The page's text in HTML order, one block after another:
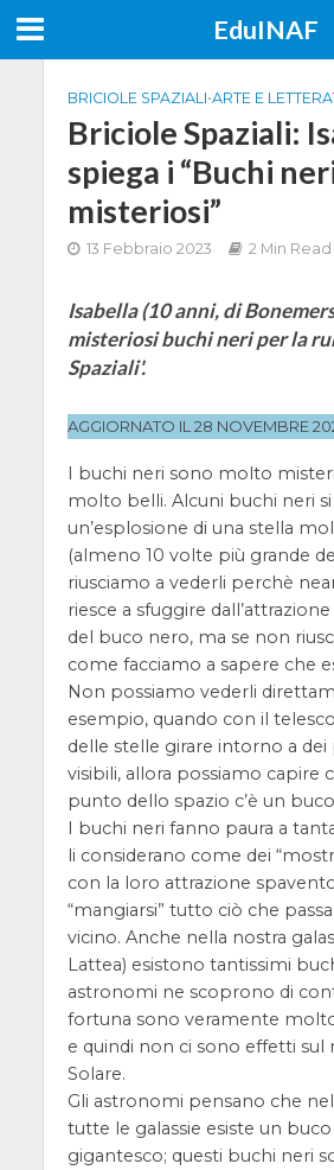
EduINAF
BRICIOLE SPAZIALI•ARTE E
Briciole Spaziali:
spiega i “Buchi
misteriosi”
13 Febbraio 2023 2 Min Read
Isabella (10 anni, di
misteriosi buchi neri per la
Spaziali'.
AGGIORNATO IL 28 NOVEMBRE
I buchi neri sono molto
molto belli. Alcuni buchi neri
un’esplosione di una stella
(almeno 10 volte più grande
riusciamo a vederli perchè
riesce a sfuggire
del buco nero, ma se non
come facciamo a sapere che
Non possiamo vederli
esempio, quando con il
delle stelle girare intorno a
visibili, allora possiamo capire
punto dello spazio c’è un
I buchi neri fanno paura a
li considerano come dei
con la loro attrazione
“mangiarsi” tutto ciò che
vicino. Anche nella nostra
Lattea) esistono tantissimi
astronomi ne scoprono di
fortuna sono veramente
e quindi non ci sono effetti sul
Solare.
Gli astronomi pensano che
tutte le galassie esiste un
gigantesco; questi buchi neri